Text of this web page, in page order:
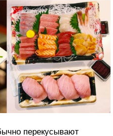
поезде можно
столицы — Осаки.
от страшно
(как Fujiya1935 с тремя
лучшую в городе